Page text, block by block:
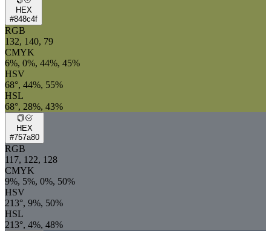
HEX
#848c4f
RGB
132, 140, 79
CMYK
6%, 0%, 44%, 45%
HSV
68°, 44%, 55%
HSL
68°, 28%, 43%
HEX
#757a80
RGB
117, 122, 128
CMYK
9%, 5%, 0%, 50%
HSV
213°, 9%, 50%
HSL
213°, 4%, 48%